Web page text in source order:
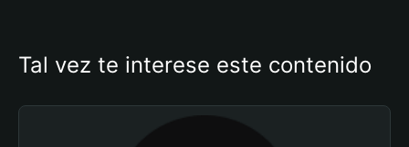
Tal vez te interese este contenido